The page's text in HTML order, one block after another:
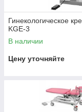
Гинекологическое
KGE-3
В наличии
Цену уточняйте